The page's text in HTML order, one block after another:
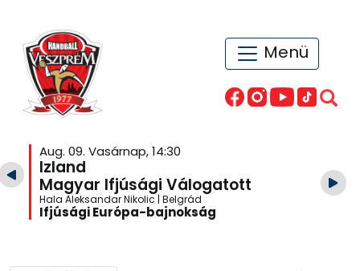
Menü
Aug. 09. Vasárnap, 14:30
Izland
Magyar Ifjúsági Válogatott
Hala Aleksandar Nikolic | Belgrád
Ifjúsági Európa-bajnokság